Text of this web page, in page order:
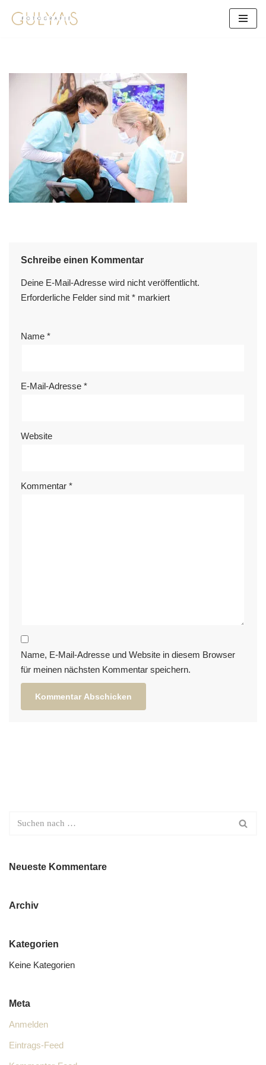
Schreibe einen Kommentar
Deine E-Mail-Adresse wird nicht veröffentlicht.
Erforderliche Felder sind mit * markiert
Name *
E-Mail-Adresse *
Website
Kommentar *
Name, E-Mail-Adresse und Website in diesem Browser
für meinen nächsten Kommentar speichern.
Neueste Kommentare
Archiv
Kategorien
Keine Kategorien
Meta
Anmelden
Eintrags-Feed